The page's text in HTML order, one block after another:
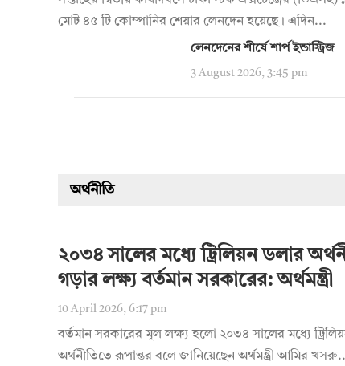
মোট ৪৫ টি কোম্পানির শেয়ার লেনদেন হয়েছে। এদিন...
লেনদেনের শীর্ষে শার্প ইন্ডাস্ট্রিজ
3 August 2026, 3:45 pm
অর্থনীতি
২০৩৪ সালের মধ্যে ট্রিলিয়ন ডলার
গড়ার লক্ষ্য বর্তমান সরকারের: অর্থমন্ত্রী
10 April 2026, 6:17 pm
বর্তমান সরকারের মূল লক্ষ্য হলো ২০৩৪ সালের মধ্যে
অর্থনীতিতে রূপান্তর বলে জানিয়েছেন অর্থমন্ত্রী আমির